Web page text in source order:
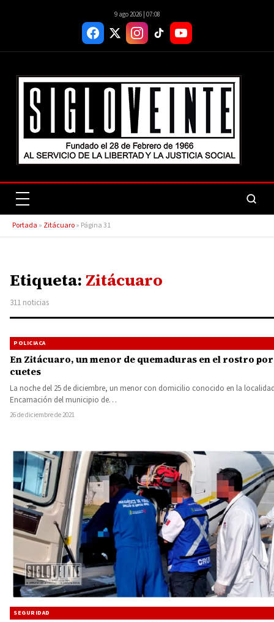
9 ago 2026 | 07:08
Portada » Zitácuaro» Página 31
Etiqueta: Zitácuaro
311 noticias
POLICIACA
En Zitácuaro, un menor de quemaduras en el rostro por
cuetes
La noche del 25 de diciembre, un menor con domicilio conocido en la
Encarnación del municipio de…
26 de diciembre de 2021
SEGURIDAD